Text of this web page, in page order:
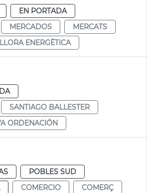
EN PORTADA
MERCADOS
MERCATS
ENERGÈTICA
SANTIAGO BALLESTER
ORDENACIÓN
POBLES SUD
COMERCIO COMERÇ